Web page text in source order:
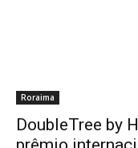
Roraima
DoubleTree by